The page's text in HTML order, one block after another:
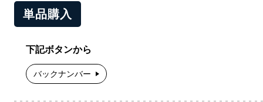
単品購入
下記ボタンから
バックナンバー